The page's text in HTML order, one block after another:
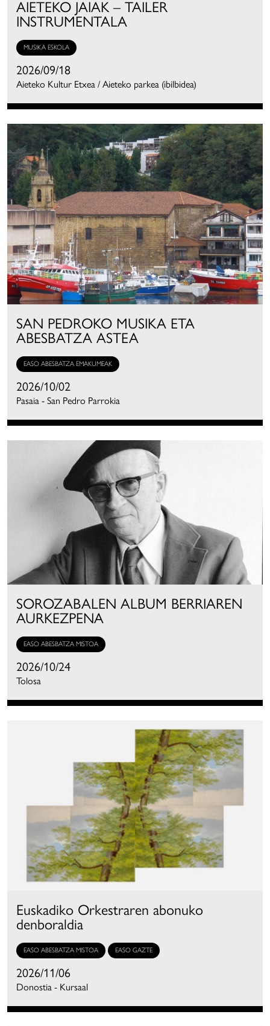
AIETEKO JAIAK – TAILER
INSTRUMENTALA
MUSIKA ESKOLA
2026/09/18
Aieteko Kultur Etxea / Aieteko parkea (ibilbidea)
SAN PEDROKO MUSIKA ETA
ABESBATZA ASTEA
EASO ABESBATZA EMAKUMEAK
2026/10/02
Pasaia - San Pedro Parrokia
SOROZABALEN ALBUM BERRIAREN
AURKEZPENA
EASO ABESBATZA MISTOA
2026/10/24
Tolosa
Euskadiko Orkestraren abonuko
denboraldia
EASO ABESBATZA MISTOA EASO GAZTE
2026/11/06
Donostia - Kursaal